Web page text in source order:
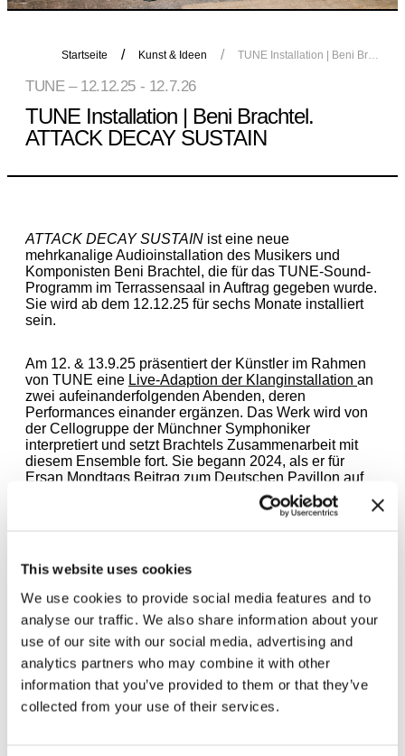
This website uses cookies
We use cookies to provide social media features and to
analyse our traffic. We also share information about your
use of our site with our social media, advertising and
analytics partners who may combine it with other
information that you’ve provided to them or that they’ve
collected from your use of their services.
Startseite Kunst & Ideen
TUNE – 12.12.25 - 12.7.26
TUNE Installation | Beni Brachtel.
ATTACK DECAY SUSTAIN
ATTACK DECAY SUSTAIN ist eine neue
mehrkanalige Audioinstallation des Musikers und
Komponisten Beni Brachtel, die für das TUNE-Sound-
Programm im Terrassensaal in Auftrag gegeben wurde.
Sie wird ab dem 12.12.25 für sechs Monate installiert
sein.
Am 12. & 13.9.25 präsentiert der Künstler im Rahmen
von TUNE eine Live-Adaption der Klanginstallation an
zwei aufeinanderfolgenden Abenden, deren
Performances einander ergänzen. Das Werk wird von
der Cellogruppe der Münchner Symphoniker
interpretiert und setzt Brachtels Zusammenarbeit mit
diesem Ensemble fort. Sie begann 2024, als er für
Ersan Mondtags Beitrag zum Deutschen Pavillon auf
der Biennale di Venezia 2024 seine Orchestersuite
Monument eines unbekannten Menschenkomponierte
Leave this field empty
Abonnieren Sie unseren Newsletter